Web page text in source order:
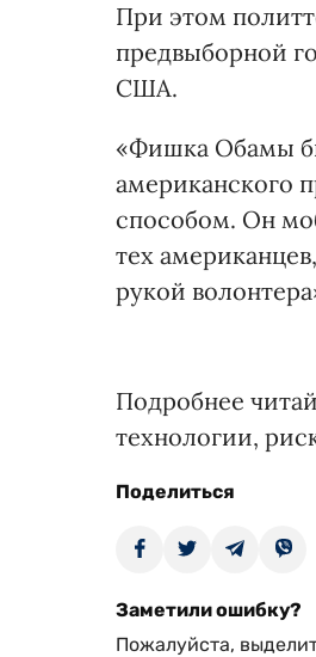
При этом
предвыборной
США.
«Фишка Обамы
американского
способом. Он
тех
рукой
Подробнее
технологии,
Поделиться
Заметили ошибку?
Пожалуйста,